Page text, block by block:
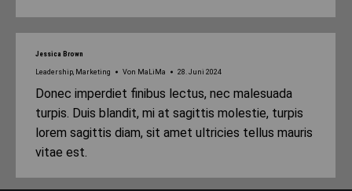
Jessica Brown
Leadership, Marketing Von MaLiMa 28. Juni 2024
Donec imperdiet finibus lectus, nec malesuada
turpis. Duis blandit, mi at sagittis molestie, turpis
lorem sagittis diam, sit amet ultricies tellus mauris
vitae est.